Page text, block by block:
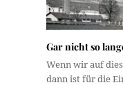
Gar nicht so
Wenn wir auf
dann ist für die